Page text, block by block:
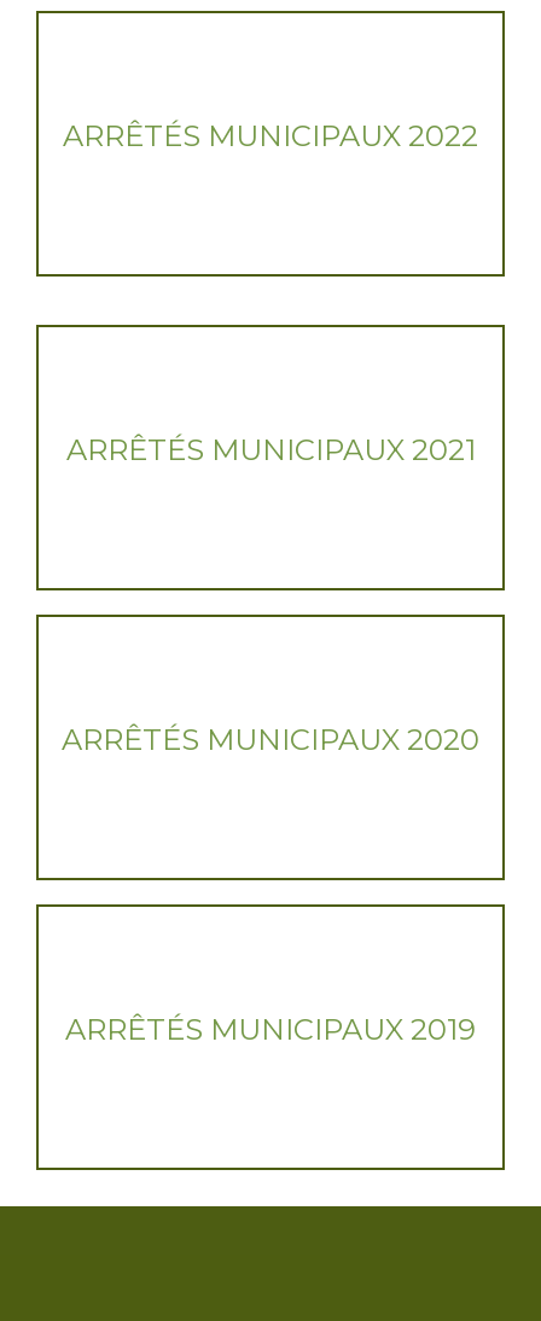
ARRÊTÉS MUNICIPAUX 2022
ARRÊTÉS MUNICIPAUX 2021
ARRÊTÉS MUNICIPAUX 2020
ARRÊTÉS MUNICIPAUX 2019